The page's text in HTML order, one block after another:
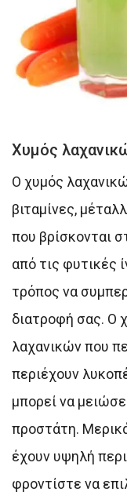
Χυμός
Ο χυμός
βιταμίνες,
που βρίσκονται
από τις φυτικές
τρόπος να
διατροφή σας. Ο
λαχανικών που
περιέχουν
μπορεί να
προστάτη.
έχουν υψηλή
φροντίστε να